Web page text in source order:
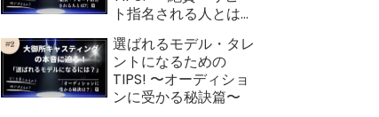
ト指名される人とは？
選ばれるモデル・タレ
ントになるための
TIPS! 〜オーディショ
ンに受かる秘訣篇〜